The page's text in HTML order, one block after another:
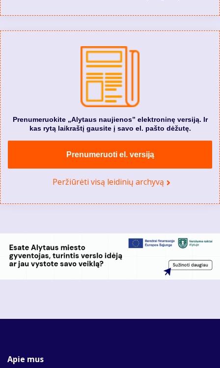
Prenumeruokite „Alytaus naujienos” elektroninę versiją. Ir
kas rytą laikraštį gausite į savo el. pašto dėžutę.
Prenumeruoti el. versiją
Peržiūrėti visą leidinių archyvą
Apie mus